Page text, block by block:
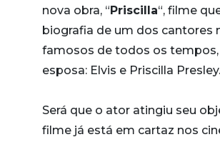
nova obra, “Priscilla“, filme
biografia de um dos cantores
famosos de todos os tempos,
esposa: Elvis e Priscilla Presley.
Será que o ator atingiu seu
filme já está em cartaz nos